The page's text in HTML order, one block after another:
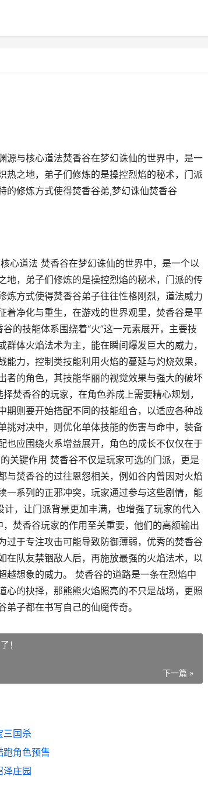
源与核心道法焚香谷在梦幻诛仙的世界中，是一
热之地，弟子们修炼的是操控烈焰的秘术，门派
的修炼方式使得焚香谷弟,梦幻诛仙焚香谷
心道法 焚香谷在梦幻诛仙的世界中，是一个以
地，弟子们修炼的是操控烈焰的秘术，门派的传
炼方式使得焚香谷弟子往往性格刚烈，道法威力
着净化与重生，在游戏的世界观里，焚香谷是平
的技能体系围绕着“火”这一元素展开，主要技
体火焰法术为主，能在瞬间爆发巨大的威力，
力，控制类技能利用火焰的蔓延与灼烧效果，
者的角色，其技能华丽的视觉效果与强大的破坏
焚香谷的玩家，在角色养成上需要精心规划，
期则要开始搭配不同的技能组合，以适应各种战
挑对决中，则优化单体技能的伤害与命中，装备
也应围绕火系增益展开，角色的成长不仅仅在于
关键作用 焚香谷不仅是玩家可选的门派，更是
与焚香谷的过往恩怨相关，例如谷内曾因对火焰
一系列的正邪冲突，玩家通过参与这些剧情，能
，让门派背景更加丰满，也增强了玩家的代入
焚香谷玩家的作用至关重要，他们的高额输出
过于专注攻击可能导致防御薄弱，优秀的焚香谷
在队友禁锢敌人后，再施放最强的火焰法术，以
越想象的威力。 焚香谷的道路是一条在烈焰中
心的抉择，那熊熊火焰照亮的不只是战场，更照
子都在书写自己的仙魔传奇。
！
下一篇 »
三国杀
跑角色预售
泽庄园